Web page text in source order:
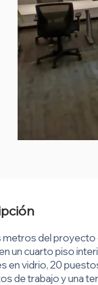
del proyecto
un cuarto piso
en vidrio, 20
de trabajo y una